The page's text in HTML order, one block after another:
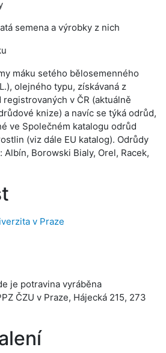
semena a výrobky z nich
máku setého bělosemenného
L.), olejného typu, získávaná z
v ČR (aktuálně
knize) a navíc se týká odrůd,
ve Společném katalogu odrůd
(viz dále EU katalog). Odrůdy
Borowski Bialy, Orel, Racek,
v Praze
je potravina vyráběna
ČZU v Praze, Hájecká 215, 273